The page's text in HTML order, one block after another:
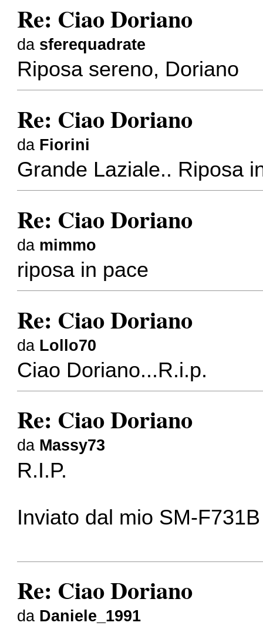
Re: Ciao Doriano
da sferequadrate
Riposa sereno, Doriano
Re: Ciao Doriano
da Fiorini
Grande Laziale.. Riposa
Re: Ciao Doriano
da mimmo
riposa in pace
Re: Ciao Doriano
da Lollo70
Ciao Doriano...R.i.p.
Re: Ciao Doriano
da Massy73
R.I.P.
Inviato dal mio SM-
Re: Ciao Doriano
da Daniele_1991